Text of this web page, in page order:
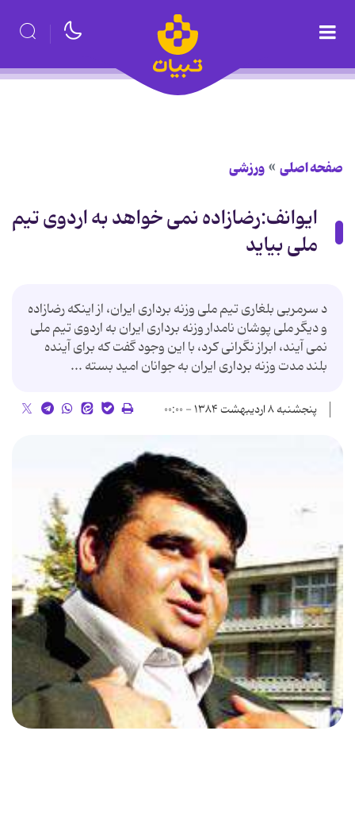
صفحه اصلی ورزشی
ایوانف:رضازاده نمى خواهد به اردوى تیم
ملى بیاید
د سرمربى بلغارى تیم ملى وزنه بردارى ایران، از اینكه رضازاده
و دیگر ملى پوشان نامدار وزنه بردارى ایران به اردوى تیم ملى
نمى آیند، ابراز نگرانى كرد، با این وجود گفت كه براى آینده
بلند مدت وزنه بردارى ایران به جوانان امید بسته ...
پنجشنبه ۸ اردیبهشت ۱۳۸۴ - ۰۰:۰۰